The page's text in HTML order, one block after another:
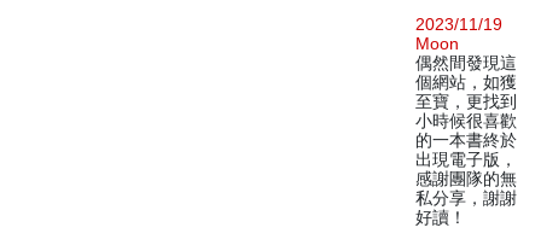
2023/11/19
Moon
偶然間發現這
個網站，如獲
至寶，更找到
小時候很喜歡
的一本書終於
出現電子版，
感謝團隊的無
私分享，謝謝
好讀！